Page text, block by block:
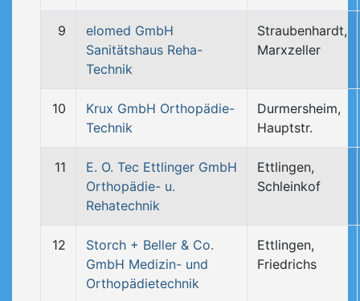
9
elomed GmbH
Sanitätshaus Reha-
Technik
Straubenhardt,
Marxzeller
10
Krux GmbH Orthopädie-
Technik
Durmersheim,
Hauptstr.
11
E. O. Tec Ettlinger GmbH
Orthopädie- u.
Rehatechnik
Ettlingen,
Schleinkof
12
Storch + Beller & Co.
GmbH Medizin- und
Orthopädietechnik
Ettlingen,
Friedrichs